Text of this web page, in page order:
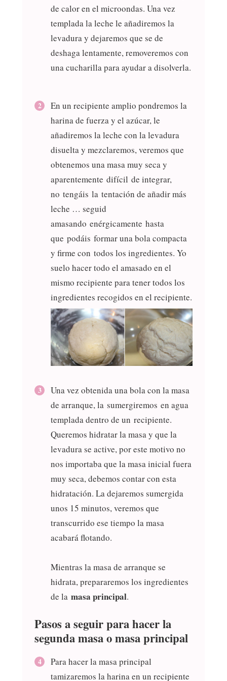
de calor en el microondas. Una vez
templada la leche le añadiremos la
levadura y dejaremos que se de
deshaga lentamente, removeremos con
una cucharilla para ayudar a disolverla.
En un recipiente amplio pondremos la
harina de fuerza y el azúcar, le
añadiremos la leche con la levadura
disuelta y mezclaremos, veremos que
obtenemos una masa muy seca y
aparentemente difícil de integrar,
no tengáis la tentación de añadir más
leche … seguid
amasando enérgicamente hasta
que podáis formar una bola compacta
y firme con todos los ingredientes. Yo
suelo hacer todo el amasado en el
mismo recipiente para tener todos los
ingredientes recogidos en el recipiente.
Una vez obtenida una bola con la masa
de arranque, la sumergiremos en agua
templada dentro de un recipiente.
Queremos hidratar la masa y que la
levadura se active, por este motivo no
nos importaba que la masa inicial fuera
muy seca, debemos contar con esta
hidratación. La dejaremos sumergida
unos 15 minutos, veremos que
transcurrido ese tiempo la masa
acabará flotando.
Mientras la masa de arranque se
hidrata, prepararemos los ingredientes
de la masa principal.
Pasos a seguir para hacer la
segunda masa o masa principal
Para hacer la masa principal
tamizaremos la harina en un recipiente